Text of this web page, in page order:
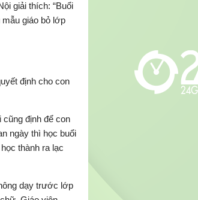
giải thích: “Buổi
giáo bỏ lớp
định cho con
cũng định để con
ngày thì học buổi
thành ra lạc
dạy trước lớp